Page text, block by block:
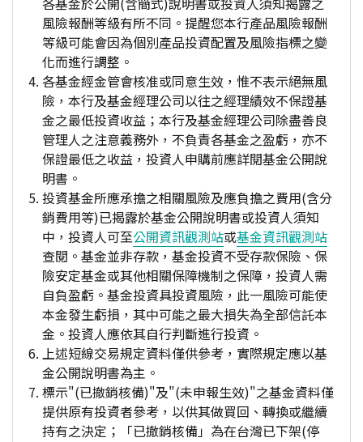
風險報酬等級有所不同。提醒您本行產品風險報酬
等級可能會因為個別產品投資配置及風險指標之變
化而進行調整。
各基金經金管會核准或同意生效，惟不表示絕無風
險，本行及基金經理公司以往之經理績效不保證基
金之最低投資收益；本行及基金經理公司除盡善良
管理人之注意義務外，不負責各基金之盈虧，亦不
保證最低之收益，投資人申購前應詳閱基金公開說
明書。
投資基金所應承擔之相關風險及應負擔之費用(含分
銷費用等)已揭露於基金公開說明書或投資人須知
中，投資人可至公開資訊觀測站或基金資訊觀測站
查閱。基金並非存款，基金投資不受存款保險、保
險安定基金或其他相關保障機制之保障，投資人需
自負盈虧。基金投資具投資風險，此一風險可能使
本金發生虧損，其中可能之最大損失為全部信託本
金。投資人應依其自行判斷進行投資。
上述短線交易規定資料僅供參考，實際規定應以基
金公開說明書為主。
標示"(已撤銷核備)"及"(未申報生效)"之基金資料僅
提供原有投資者參考，以供其做買回、轉換或繼續
持有之決定；「已撤銷核備」為在台灣已下架(停